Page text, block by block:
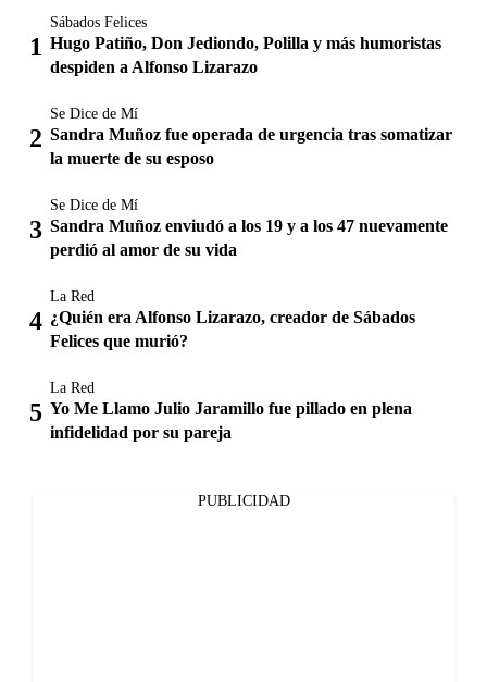
Sábados Felices
Hugo Patiño, Don Jediondo, Polilla y más humoristas
despiden a Alfonso Lizarazo
Se Dice de Mí
Sandra Muñoz fue operada de urgencia tras somatizar
la muerte de su esposo
Se Dice de Mí
Sandra Muñoz enviudó a los 19 y a los 47 nuevamente
perdió al amor de su vida
La Red
¿Quién era Alfonso Lizarazo, creador de Sábados
Felices que murió?
La Red
Yo Me Llamo Julio Jaramillo fue pillado en plena
infidelidad por su pareja
PUBLICIDAD